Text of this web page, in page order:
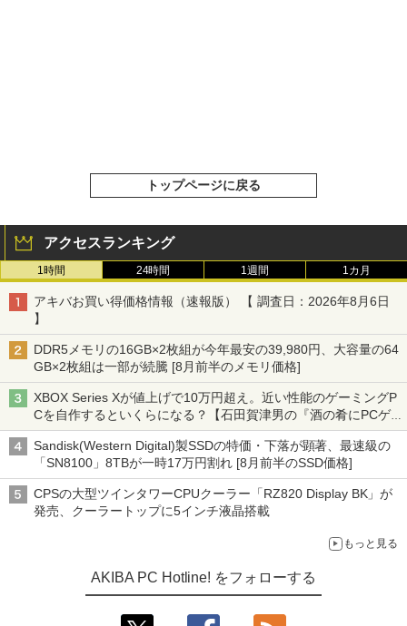
トップページに戻る
アクセスランキング
1時間 24時間 1週間 1カ月
アキバお買い得価格情報（速報版） 【 調査日：2026年8月6日
】
DDR5メモリの16GB×2枚組が今年最安の39,980円、大容量の64
GB×2枚組は一部が続騰 [8月前半のメモリ価格]
XBOX Series Xが値上げで10万円超え。近い性能のゲーミングP
Cを自作するといくらになる？【石田賀津男の『酒の肴にPCゲ
ーム』】
Sandisk(Western Digital)製SSDの特価・下落が顕著、最速級の
「SN8100」8TBが一時17万円割れ [8月前半のSSD価格]
CPSの大型ツインタワーCPUクーラー「RZ820 Display BK」が
発売、クーラートップに5インチ液晶搭載
もっと見る
AKIBA PC Hotline! をフォローする